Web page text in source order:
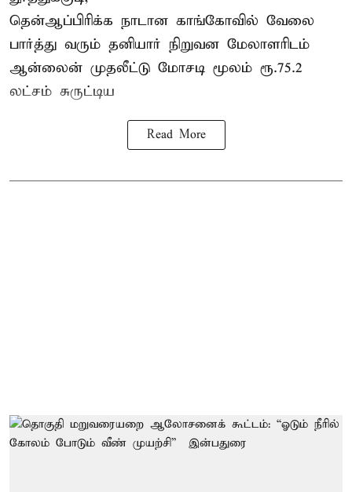
தென்ஆப்பிரிக்க நாடான காங்கோவில் வேலை
பார்த்து வரும் தனியார் நிறுவன மேலாளரிடம்
ஆன்லைன் முதலீட்டு மோசடி மூலம் ரூ.75.2
லட்சம் சுருட்டிய
Read More